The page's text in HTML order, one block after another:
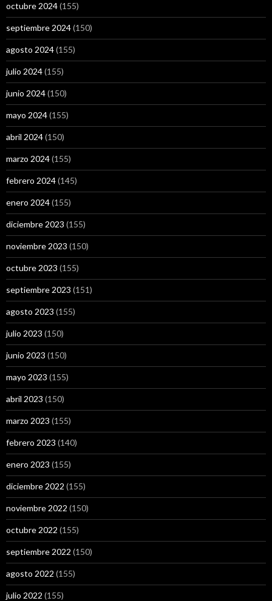
octubre 2024(155)
septiembre 2024(150)
agosto 2024(155)
julio 2024(155)
junio 2024(150)
mayo 2024(155)
abril 2024(150)
marzo 2024(155)
febrero 2024(145)
enero 2024(155)
diciembre 2023 (155)
noviembre 2023 (150)
octubre 2023 (155)
septiembre 2023 (151)
agosto 2023 (155)
julio 2023 (150)
junio 2023 (150)
mayo 2023 (155)
abril 2023 (150)
marzo 2023 (155)
febrero 2023 (140)
enero 2023 (155)
diciembre 2022 (155)
noviembre 2022 (150)
octubre 2022 (155)
septiembre 2022 (150)
agosto 2022 (155)
julio 2022 (155)